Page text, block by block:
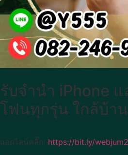
รับจำนำ iPhone
โฟนทุกรุ่น ใกล้บ้า
แอดไลน์คลิ๊ก: https://bit.ly/webjum2